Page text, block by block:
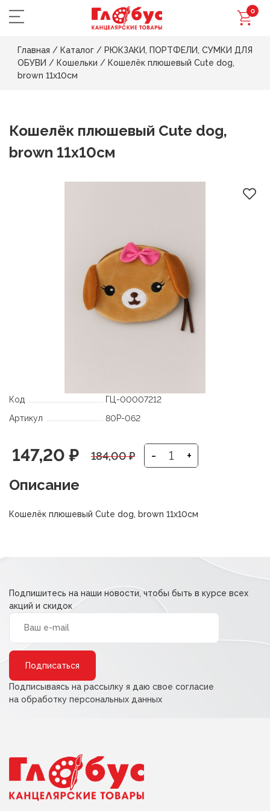
0
Главная / Каталог / РЮКЗАКИ, ПОРТФЕЛИ, СУМКИ ДЛЯ
ОБУВИ / Кошельки / Кошелёк плюшевый Сute dog,
brown 11х10см
Кошелёк плюшевый Сute dog,
brown 11х10см
Код
ГЦ-00007212
Артикул
80P-062
184,00₽
Первоначальная
цена
составляла
147,20 ₽
Текущая
цена:
147,20 ₽.
- +
Описание
Кошелёк плюшевый Сute dog, brown 11х10см
Подпишитесь на наши новости, чтобы быть в курсе всех
акций и скидок
Подписываясь на рассылку я даю свое согласие
на обработку персональных данных